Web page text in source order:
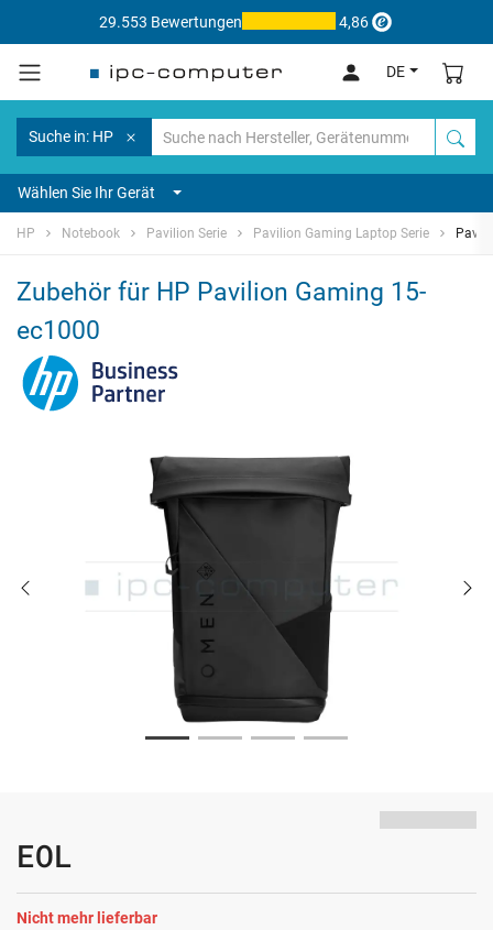
29.553 Bewertungen 4,86
DE
Suche in: HP
Wählen Sie Ihr Gerät
HP Notebook Pavilion Serie Pavilion Gaming Laptop Serie
Zubehör für HP Pavilion Gaming 15-
ec1000
EOL
Nicht mehr lieferbar